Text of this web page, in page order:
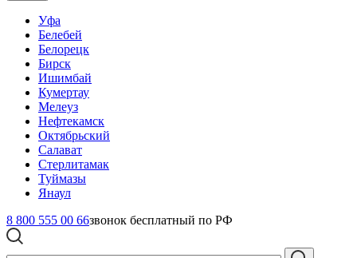
Уфа
Белебей
Белорецк
Бирск
Ишимбай
Кумертау
Мелеуз
Нефтекамск
Октябрьский
Салават
Стерлитамак
Туймазы
Янаул
8 800 555 00 66звонок бесплатный по РФ